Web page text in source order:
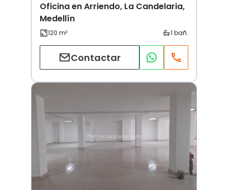
Oficina en Arriendo, La Candelaria,
Medellín
Contactar